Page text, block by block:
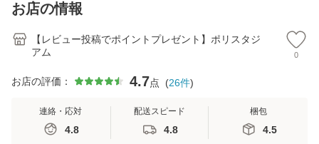
お店の情報
【レビュー投稿でポイントプレゼント】ポリスタジ
アム
0
お店の評価： 4.7点 (26件)
連絡・応対
4.8
配送スピード
4.8
梱包
4.5